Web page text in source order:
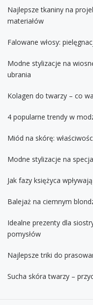
Najlepsze tkaniny na
materiałów
Falowane włosy:
Modne stylizacje na
ubrania
Kolagen do twarzy – co
4 popularne trendy w
Miód na skórę:
Modne stylizacje na
Jak fazy księżyca
Balejaż na ciemnym
Idealne prezenty dla
pomysłów
Najlepsze triki do
Sucha skóra twarzy –